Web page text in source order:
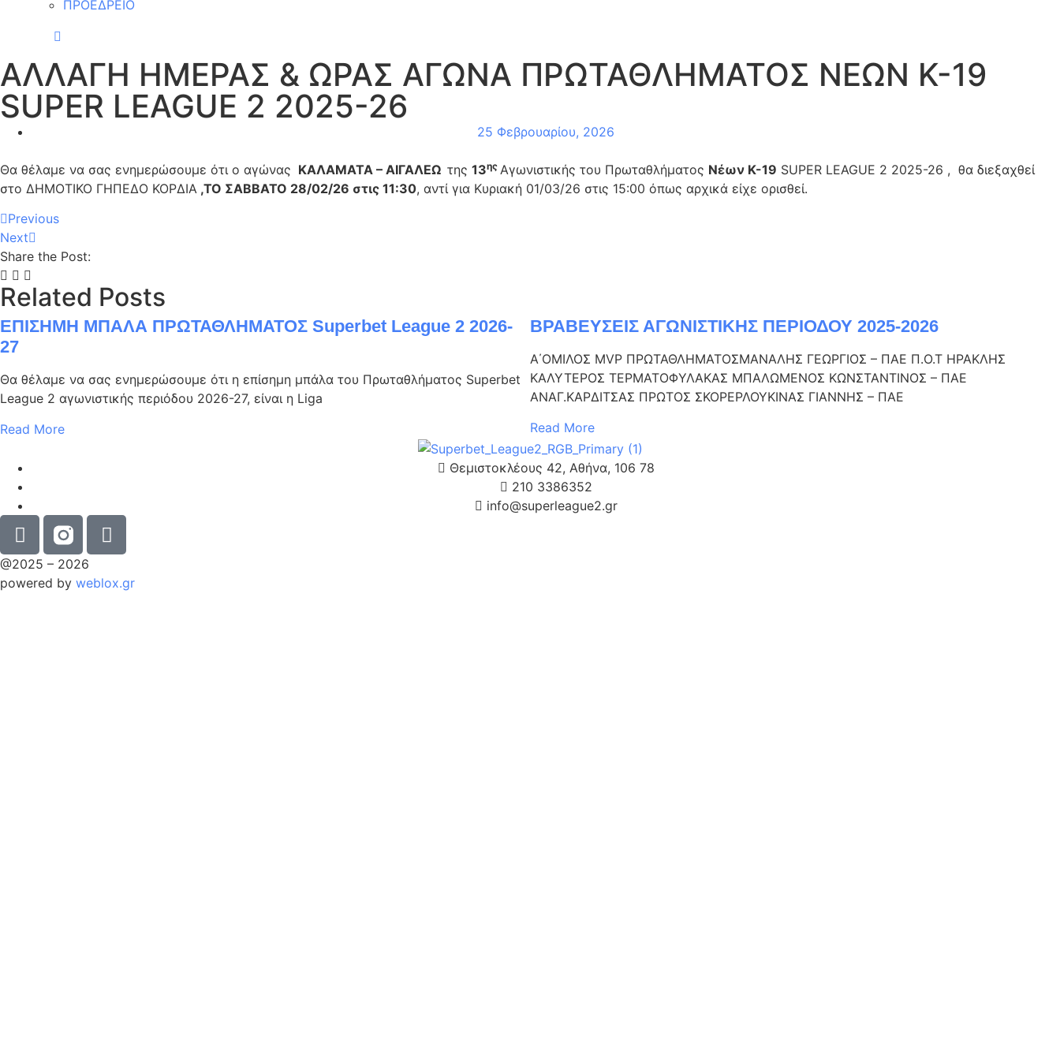
ΠΡΟΕΔΡΕΙΟ
AΛΛΑΓΗ ΗΜΕΡΑΣ & ΩΡΑΣ ΑΓΩΝΑ ΠΡΩΤΑΘΛΗΜΑΤΟΣ ΝΕΩΝ Κ-19
SUPER LEAGUE 2 2025-26
25 Φεβρουαρίου, 2026
Θα θέλαμε να σας ενημερώσουμε ότι o αγώνας ΚΑΛΑΜΑΤΑ – ΑΙΓΑΛΕΩ της 13ης Αγωνιστικής του Πρωταθλήματος Νέων Κ-19 SUPER LEAGUE 2 2025-26 , θα διεξαχθεί
στο ΔΗΜΟΤΙΚΟ ΓΗΠΕΔΟ ΚΟΡΔΙΑ ,ΤΟ ΣΑΒΒΑΤΟ 28/02/26 στις 11:30, αντί για Κυριακή 01/03/26 στις 15:00 όπως αρχικά είχε ορισθεί.
Previous
Next
Share the Post:
Related Posts
EΠΙΣΗΜΗ ΜΠΑΛΑ ΠΡΩΤΑΘΛΗΜΑΤΟΣ Superbet League 2 2026-
27
Θα θέλαμε να σας ενημερώσουμε ότι η επίσημη μπάλα του Πρωταθλήματος Superbet
League 2 αγωνιστικής περιόδου 2026-27, είναι η Liga
Read More
ΒΡΑΒΕΥΣΕΙΣ ΑΓΩΝΙΣΤΙΚΗΣ ΠΕΡΙΟΔΟΥ 2025-2026
Α΄ΟΜΙΛΟΣ MVP ΠΡΩΤΑΘΛΗΜΑΤΟΣΜΑΝΑΛΗΣ ΓΕΩΡΓΙΟΣ – ΠΑΕ Π.Ο.Τ ΗΡΑΚΛΗΣ
ΚΑΛΥΤΕΡΟΣ ΤΕΡΜΑΤΟΦΥΛΑΚΑΣ ΜΠΑΛΩΜΕΝΟΣ ΚΩΝΣΤΑΝΤΙΝΟΣ – ΠΑΕ
ΑΝΑΓ.ΚΑΡΔΙΤΣΑΣ ΠΡΩΤΟΣ ΣΚΟΡΕΡΛΟΥΚΙΝΑΣ ΓΙΑΝΝΗΣ – ΠΑΕ
Read More
Θεμιστοκλέους 42, Αθήνα, 106 78
210 3386352
info@superleague2.gr
@2025 – 2026
powered by weblox.gr